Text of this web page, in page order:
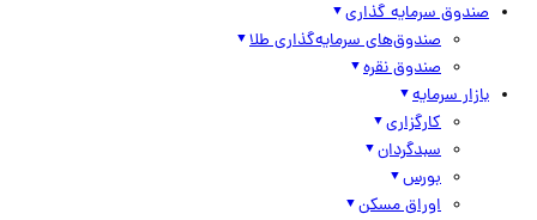
صندوق سرمایه گذاری
صندوق‌های سرمایه‌گذاری طلا
صندوق نقره
بازار سرمایه
کارگزاری
سبدگردان
بورس
اوراق مسکن